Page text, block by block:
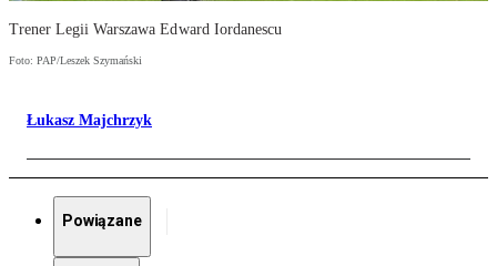
Trener Legii Warszawa Edward Iordanescu
Foto: PAP/Leszek Szymański
Łukasz Majchrzyk
Powiązane